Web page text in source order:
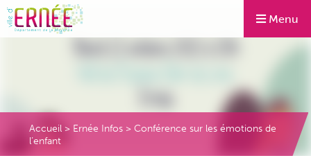
Menu
Accueil > Ernée Infos > Conférence sur les émotions de
l’enfant